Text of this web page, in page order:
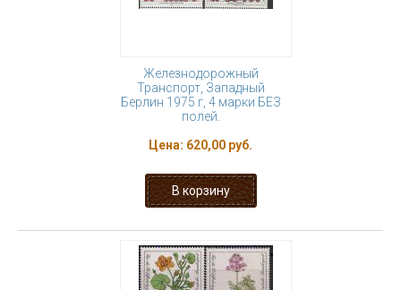
Железнодорожный
Транспорт, Западный
Берлин 1975 г, 4 марки БЕЗ
полей.
Цена: 620,00 руб.